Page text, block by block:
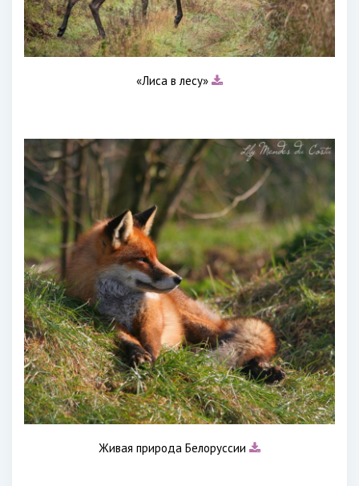
«Лиса в лесу»
Живая природа Белоруссии